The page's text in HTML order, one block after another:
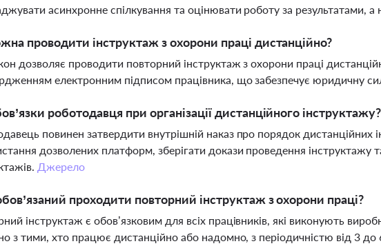
асинхронне спілкування та оцінювати роботу за результатами, а
проводити інструктаж з охорони праці дистанційно?
дозволяє проводити повторний інструктаж з охорони праці
електронним підписом працівника, що забезпечує юридичну
роботодавця при організації дистанційного інструктажу?
повинен затвердити внутрішній наказ про порядок дистанційних
дозволених платформ, зберігати докази проведення інструктажу
Джерело
проходити повторний інструктаж з охорони праці?
інструктаж є обов’язковим для всіх працівників, які виконують
з тими, хто працює дистанційно або надомно, з періодичністю від 3 до